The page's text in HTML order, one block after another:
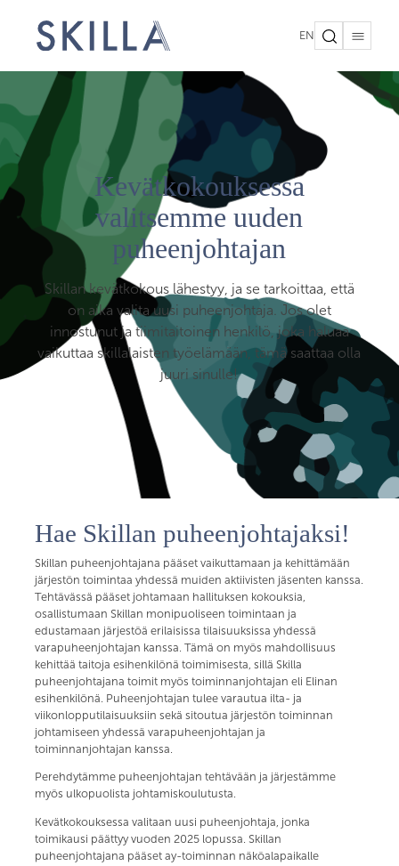
EN
Kevätkokouksessa
valitsemme uuden
puheenjohtajan
Skillan kevätkokous lähestyy, ja se tarkoittaa, että
on aika valita uusi puheenjohtaja. Jos olet
innostunut ja tiimitaitoinen henkilö, joka haluaa
vaikuttaa skillalaisten työelämään, tämä saattaa olla
juuri sinulle!
Hae Skillan puheenjohtajaksi!
Skillan puheenjohtajana pääset vaikuttamaan ja kehittämään
järjestön toimintaa yhdessä muiden aktiivisten jäsenten kanssa.
Tehtävässä pääset johtamaan hallituksen kokouksia,
osallistumaan Skillan monipuoliseen toimintaan ja
edustamaan järjestöä erilaisissa tilaisuuksissa yhdessä
varapuheenjohtajan kanssa. Tämä on myös mahdollisuus
kehittää taitoja esihenkilönä toimimisesta, sillä Skilla
puheenjohtajana toimit myös toiminnanjohtajan eli Elinan
esihenkilönä. Puheenjohtajan tulee varautua ilta- ja
viikonlopputilaisuuksiin sekä sitoutua järjestön toiminnan
johtamiseen yhdessä varapuheenjohtajan ja
toiminnanjohtajan kanssa.
Perehdytämme puheenjohtajan tehtävään ja järjestämme
myös ulkopuolista johtamiskoulutusta.
Kevätkokouksessa valitaan uusi puheenjohtaja, jonka
toimikausi päättyy vuoden 2025 lopussa. Skillan
puheenjohtajana pääset ay-toiminnan näköalapaikalle